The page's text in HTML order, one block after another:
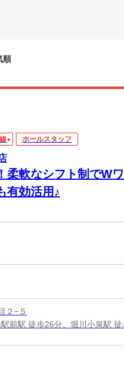
順
ホールスタッフ
柔軟なシフト制でW
有効活用♪
２−５
前駅 徒歩26分、堀川小泉駅 徒